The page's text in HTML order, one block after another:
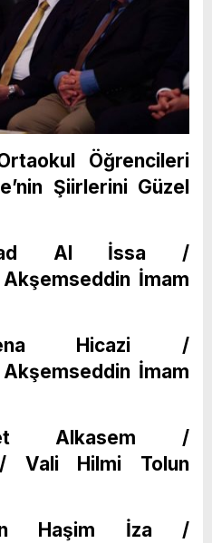
Öğrencileri
Şiirlerini Güzel
Al İssa /
İmam
Hicazi /
İmam
Alkasem /
/ Vali Hilmi Tolun
Haşim İza /